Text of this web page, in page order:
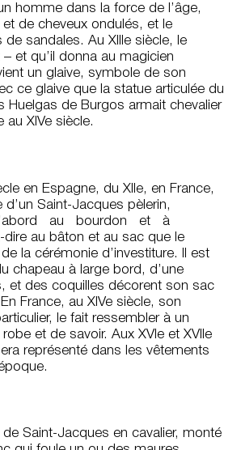
homme dans la force de l’âge,
de cheveux ondulés, et le
de sandales. Au XIIIe siècle, le
– et qu’il donna au magicien
un glaive, symbole de son
ce glaive que la statue articulée du
Huelgas de Burgos armait chevalier
au XIVe siècle.
en Espagne, du XIIe, en France,
d’un Saint-Jacques pèlerin,
au bourdon et à
dire au bâton et au sac que le
la cérémonie d’investiture. Il est
chapeau à large bord, d’une
et des coquilles décorent son sac
France, au XIVe siècle, son
le fait ressembler à un
et de savoir. Aux XVIe et XVIIe
représenté dans les vêtements
de Saint-Jacques en cavalier, monté